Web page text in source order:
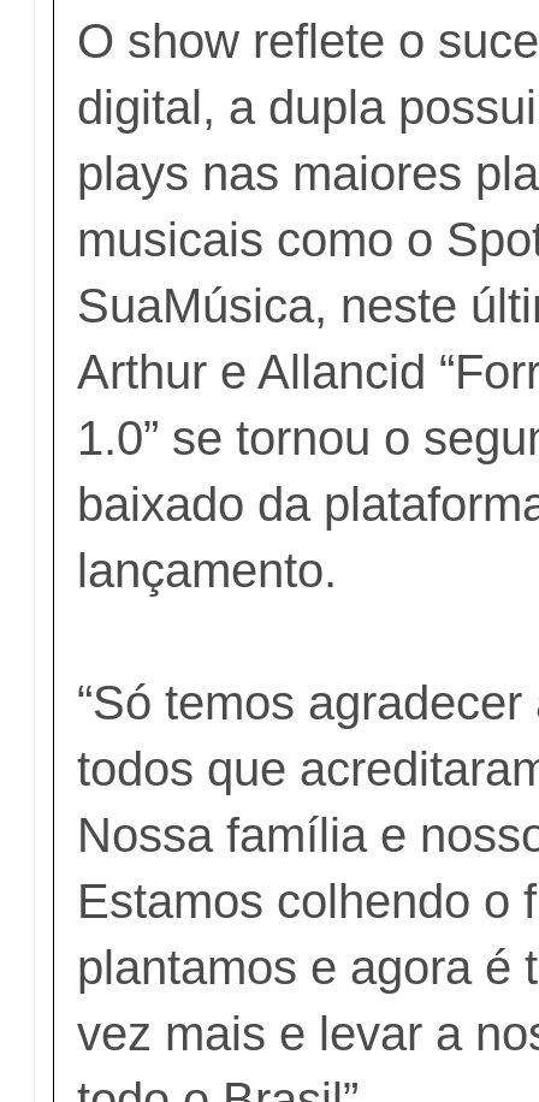
O show reflete o
digital, a dupla
plays nas maiores
musicais como o
SuaMúsica, neste
Arthur e Allancid
1.0” se tornou o
baixado da
lançamento.
“Só temos
todos que
Nossa família e
Estamos colhendo o
plantamos e agora é
vez mais e levar a